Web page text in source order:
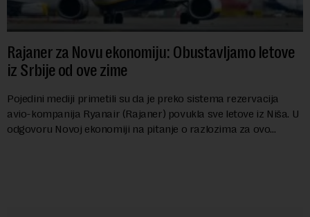
Rajaner za Novu ekonomiju: Obustavljamo letove
iz Srbije od ove zime
Pojedini mediji primetili su da je preko sistema rezervacija
avio-kompanija Ryanair (Rajaner) povukla sve letove iz Niša. U
odgovoru Novoj ekonomiji na pitanje o razlozima za ovo